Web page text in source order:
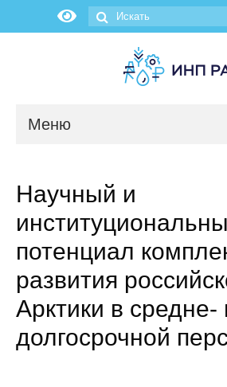
Меню
О нас
Об институте
Научные подразделения
Администрация
Научный и
потенциал
развития
Арктики в средне-
долгосрочной